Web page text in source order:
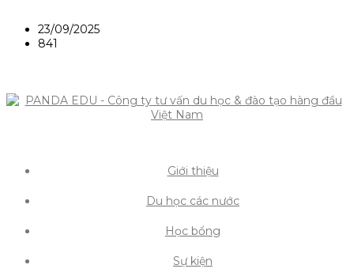
23/09/2025
841
Giới thiệu
Du học các nước
Học bổng
Sự kiện